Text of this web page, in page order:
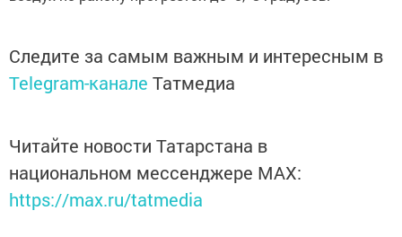
Следите за самым важным и интересным в
Telegram-канале Татмедиа
Читайте новости Татарстана в
национальном мессенджере MАХ:
https://max.ru/tatmedia